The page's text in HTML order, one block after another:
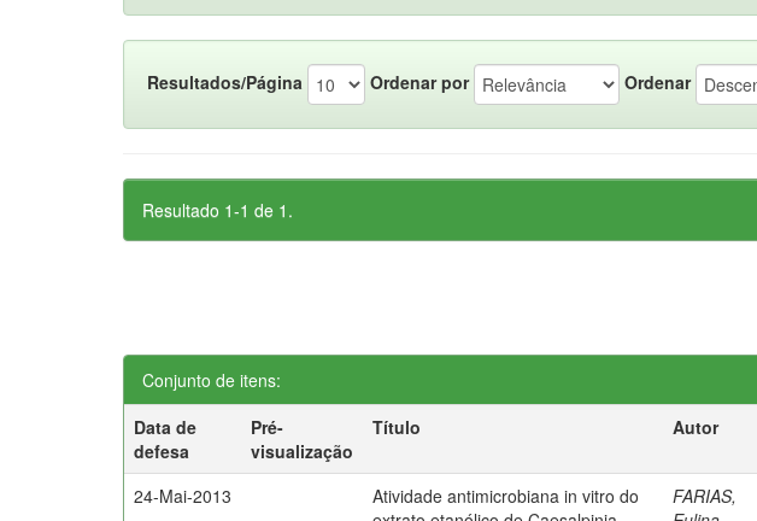
Resultados/Página Ordenar por Ordenar
Resultado 1-1 de 1.
Conjunto de itens:
Data de
defesa
Pré-
visualização
Título Autor
24-Mai-2013
Atividade antimicrobiana in vitro do
FARIAS,